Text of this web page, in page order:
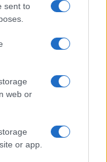
sent to
web or
or app.
la gestione